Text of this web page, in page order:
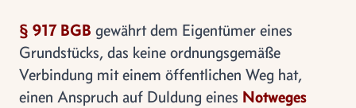
§ 917 BGB gewährt dem Eigentümer eines
Grundstücks, das keine ordnungsgemäße
Verbindung mit einem öffentlichen Weg hat,
einen Anspruch auf Duldung eines Notweges